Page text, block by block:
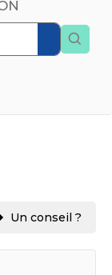
Un conseil ?